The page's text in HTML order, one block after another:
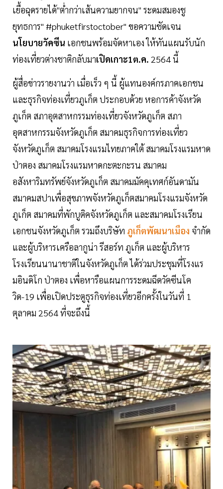
เยื้อฉุดรายได้"ต่ำกว่าเส้นความยากจน" ระดมสมองชู
ยุทธการ" #phuketfirstoctober" ขอความชัดเจน
นโยบายวัคซีน เอกชนพร้อมจัดหาเอง ให้ทันแผนรับนัก
ท่องเที่ยวต่างชาติกลับมาเปิดเกาะ1ต.ค. 2564 นี้
ผู้สื่อข่าวรายงานว่า เมื่อเร็ว ๆ นี้ ผู้แทนองค์กรภาคเอกชน
และธุรกิจท่องเที่ยวภูเก็ต ประกอบด้วย หอการค้าจังหวัด
ภูเก็ต สภาอุตสาหกรรมท่องเที่ยวจังหวัดภูเก็ต สภา
อุตสาหกรรมจังหวัดภูเก็ต สมาคมธุรกิจการท่องเที่ยว
จังหวัดภูเก็ต สมาคมโรงแรมไทยภาคใต้ สมาคมโรงแรมหาด
ป่าตอง สมาคมโรงแรมหาดกะตะกะรน สมาคม
อสังหาริมทรัพย์จังหวัดภูเก็ต สมาคมมัคคุเทศก์อันดามัน
สมาคมสปาเพื่อสุขภาพจังหวัดภูเก็ตสมาคมโรงแรมจังหวัด
ภูเก็ต สมาคมที่พักบูติคจังหวัดภูเก็ต และสมาคมโรงเรียน
เอกชนจังหวัดภูเก็ต รวมถึงบริษัท ภูเก็ตพัฒนาเมือง จำกัด
และผู้บริหารเครือลากูน่า รีสอร์ท ภูเก็ต และผู้บริหาร
โรงเรียนนานาชาติในจังหวัดภูเก็ต ได้ร่วมประชุมที่โรงแร
มอินดิโก ป่าตอง เพื่อหารือแผนการระดมฉีดวัคซีนโค
วิด-19 เพื่อเปิดประตูธุรกิจท่องเที่ยวอีกครั้งในวันที่ 1
ตุลาคม 2564 ที่จะถึงนี้